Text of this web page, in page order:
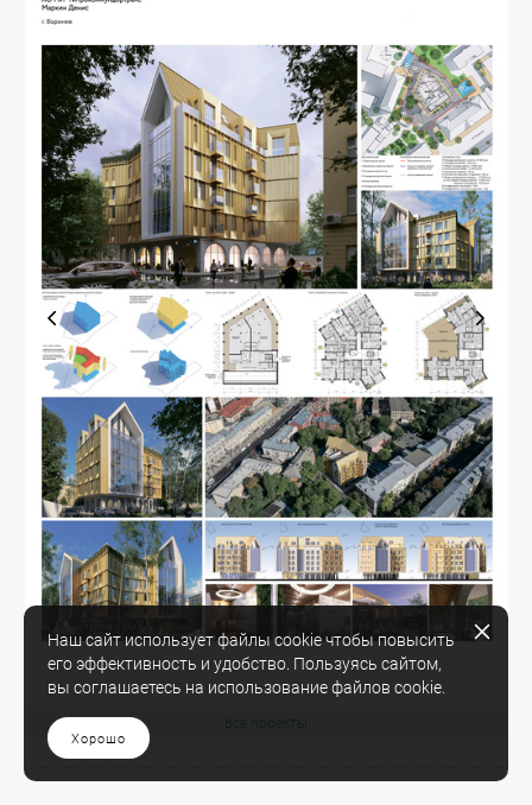
Наш сайт использует файлы cookie чтобы повысить
его эффективность и удобство. Пользуясь сайтом,
вы соглашаетесь на использование файлов cookie.
Хорошо